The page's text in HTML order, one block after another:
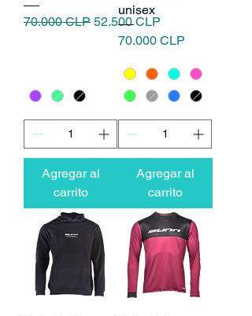
Precio
70.000 CLP Precio de oferta
52.500 CLP
Agregar al
carrito
unisex
Precio
70.000 CLP
Agregar al
carrito